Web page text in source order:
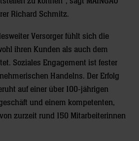
Richard Schmitz.
Versorger fühlt sich die
ihren Kunden als auch dem
Soziales Engagement ist fester
Handelns. Der Erfolg
auf einer über 100-jährigen
und einem kompetenten,
zurzeit rund 150 Mitarbeiterinnen